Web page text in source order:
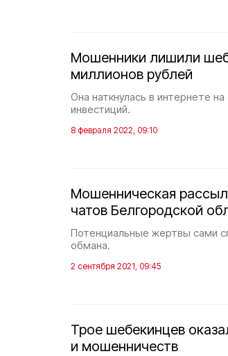
Мошенники лишили
миллионов рублей
Она наткнулась в интернете
инвестиций.
8 февраля 2022, 09:10
Мошенническая
чатов Белгородской
Потенциальные жертвы сами
обмана.
2 сентября 2021, 09:45
Трое шебекинцев
и мошенничеств